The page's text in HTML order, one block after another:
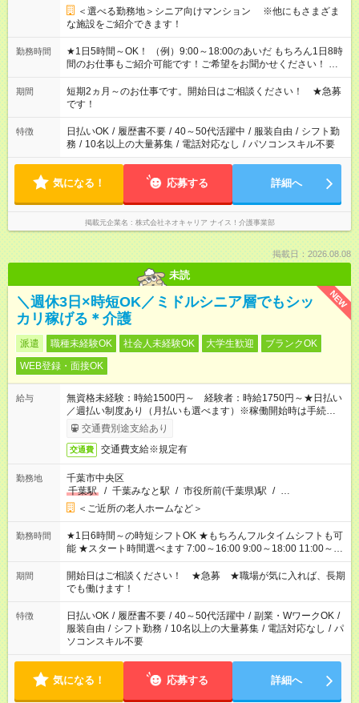
＜選べる勤務地＞シニア向けマンション ※他にもさまざま
な施設をご紹介できます！
勤務時間
★1日5時間～OK！ （例）9:00～18:00のあいだ もちろん1日8時
間のお仕事もご紹介可能です！ご希望をお聞かせください！ ★
家庭の都合でお休みが必要な場合も遠慮なくご相談ください。
※週最低15時間以上の勤務が必要です
期間
短期2ヵ月～のお仕事です。開始日はご相談ください！ ★急募
です！
特徴 日払いOK / 履歴書不要 / 40～50代活躍中 / 服装自由 / シフト勤
務 / 10名以上の大量募集 / 電話対応なし / パソコンスキル不要
気になる！ 応募する 詳細へ
掲載元企業名 株式会社ネオキャリア ナイス！介護事業部
掲載日：2026.08.08
未読
NEW
＼週休3日×時短OK／ミドルシニア層でもシッ
カリ稼げる＊介護
派遣 職種未経験OK 社会人未経験OK 大学生歓迎
ブランクOK
WEB登録・面接OK
給与
無資格未経験：時給1500円～ 経験者：時給1750円～★日払い
／週払い制度あり（月払いも選べます）※稼働開始時は手続き完
了次第のお支払いとなります。
交通費別途支給あり
交通費 交通費支給※規定有
勤務地
千葉市中央区
千葉駅
/ 千葉みなと駅 / 市役所前(千葉県)駅 / …
＜ご近所の老人ホームなど＞
勤務時間
★1日6時間～の時短シフトOK ★もちろんフルタイムシフトも可
能 ★スタート時間選べます 7:00～16:00 9:00～18:00 11:00～
20:00 など 残業なし！ ※Wワークの場合、他のお仕事と合わせ
週40時間超の就業はご案内できません ※法令に基づき、週20時
間以上勤務は社会保険への加入対象となります ※労働者派遣法
（日雇い派遣の原則禁止）により、短時間・短期間の就業はご
案内が難しい場合があります
期間
開始日はご相談ください！ ★急募 ★職場が気に入れば、長期
でも働けます！
特徴 日払いOK / 履歴書不要 / 40～50代活躍中 / 副業・WワークOK /
服装自由 / シフト勤務 / 10名以上の大量募集 / 電話対応なし / パ
ソコンスキル不要
気になる！ 応募する 詳細へ